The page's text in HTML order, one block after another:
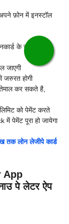
फ़ोन में इनस्टॉल
के साथ सभी
जाएगी
होगी
कर सकते है,
को पेमेंट करते
पेमेंट पूरा हो जायेगा
लोन लेजीपे कार्ड
App
पे लेटर ऐप